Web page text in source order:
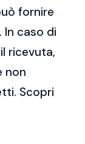
fornire
In caso di
ricevuta,
non
Scopri